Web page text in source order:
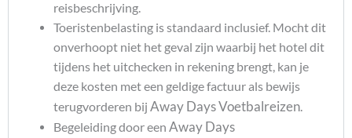
reisbeschrijving.
Toeristenbelasting is standaard inclusief. Mocht dit
onverhoopt niet het geval zijn waarbij het hotel dit
tijdens het uitchecken in rekening brengt, kan je
deze kosten met een geldige factuur als bewijs
terugvorderen bij Away Days Voetbalreizen.
Begeleiding door een Away Days